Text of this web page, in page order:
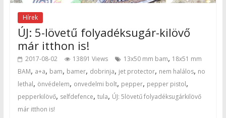
Hírek
ÚJ: 5-lövetű folyadéksugár-kilövő
már itthon is!
2017-08-02 13891 Views 13x50 mm bam, 18x51 mm
BAM, a+a, bam, bamer, dobrinja, jet protector, nem halálos, no
lethal, önvédelem, onvedelmi bolt, pepper, pepper pistol,
pepperkilövő, selfdefence, tula, ÚJ: 5lövetű folyadéksugárkilövő
már itthon is!